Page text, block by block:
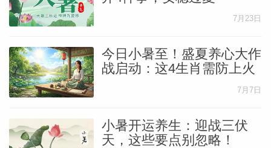
7月23日
今日小暑至！盛夏养心大作
战启动：这4生肖需防上火
7月7日
小暑开运养生：迎战三伏
天，这些要点别忽略！